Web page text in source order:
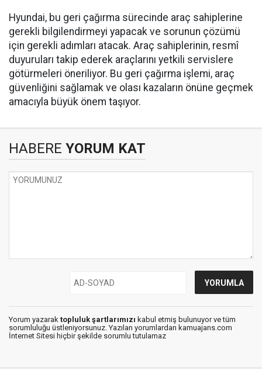
Hyundai, bu geri çağırma sürecinde araç sahiplerine
gerekli bilgilendirmeyi yapacak ve sorunun çözümü
için gerekli adımları atacak. Araç sahiplerinin, resmî
duyuruları takip ederek araçlarını yetkili servislere
götürmeleri öneriliyor. Bu geri çağırma işlemi, araç
güvenliğini sağlamak ve olası kazaların önüne geçmek
amacıyla büyük önem taşıyor.
HABERE YORUM KAT
Yorum yazarak topluluk şartlarımızı kabul etmiş bulunuyor ve tüm
sorumluluğu üstleniyorsunuz. Yazılan yorumlardan kamuajans.com
İnternet Sitesi hiçbir şekilde sorumlu tutulamaz